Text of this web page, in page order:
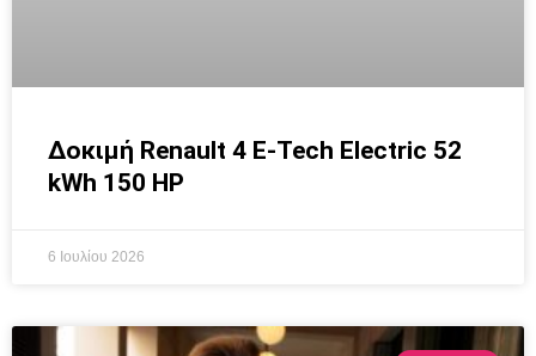
Δοκιμή Renault 4 E-Tech Electric 52
kWh 150 HP
6 Ιουλίου 2026